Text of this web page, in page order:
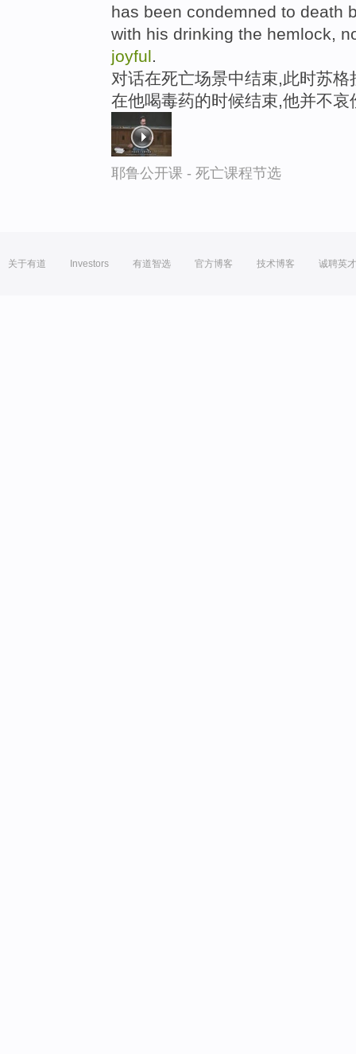
has been condemned to death
with his drinking the hemlock,
joyful.
对话在死亡场景中结束,此时苏
在他喝毒药的时候结束,他并不哀
耶鲁公开课 - 死亡课程节选
关于有道 Investors 有道智选 官方博客 技术博客 诚聘英才